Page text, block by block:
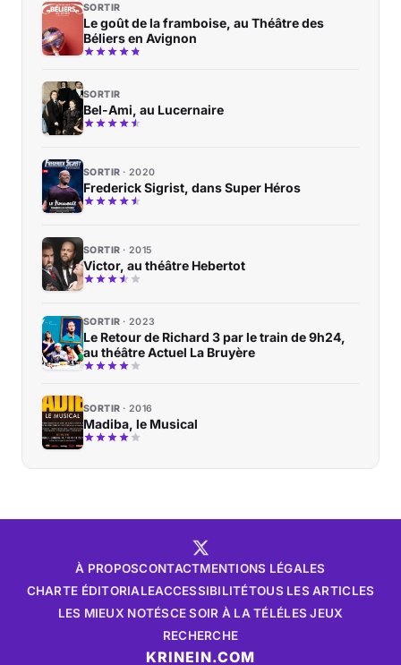
SORTIR
Le goût de la framboise, au Théâtre des
Béliers en Avignon
SORTIR
Bel-Ami, au Lucernaire
SORTIR 2020
Frederick Sigrist, dans Super Héros
SORTIR 2015
Victor, au théâtre Hebertot
SORTIR 2023
Le Retour de Richard 3 par le train de 9h24,
au théâtre Actuel La Bruyère
SORTIR 2016
Madiba, le Musical
À PROPOSCONTACTMENTIONS LÉGALES
CHARTE ÉDITORIALEACCESSIBILITÉTOUS LES ARTICLES
LES MIEUX NOTÉSCE SOIR À LA TÉLÉLES JEUX
RECHERCHE
KRINEIN.COM